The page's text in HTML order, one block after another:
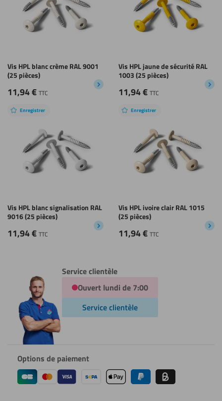
Vis HPL blanc crème RAL 9001
(25 pièces)
11,94€ TTC
Vis HPL jaune de sécurité RAL
1003 (25 pièces)
11,94€ TTC
Enregistrer
Vis HPL blanc signalisation RAL
9016 (25 pièces)
11,94€ TTC
Enregistrer
Vis HPL ivoire clair RAL 1015
(25 pièces)
11,94€ TTC
Service clientèle
Ouvert lundi de 7:00
Service clientèle
Options de paiement